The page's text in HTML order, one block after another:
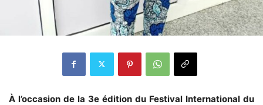
À l’occasion de la 3e édition du Festival International du